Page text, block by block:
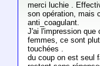
merci luchie .
son opération, mais
anti_coagulant.
J'ai l'impression que
femmes, ce sont
touchées .
du coup on est seul